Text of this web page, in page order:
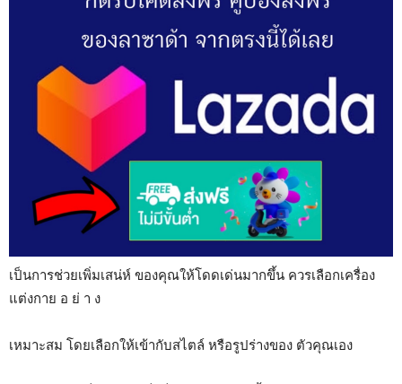
เป็นการช่วยเพิ่มเสน่ห์ ของคุณให้โดดเด่นมากขึ้น ควรเลือกเครื่อง
แต่งกาย อ ย่ า ง
เหมาะสม โดยเลือกให้เข้ากับสไตล์ หรือรูปร่างของ ตัวคุณเอง